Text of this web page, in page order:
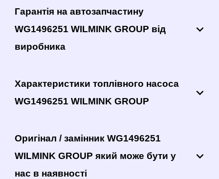
Гарантія на автозапчастину
WG1496251 WILMINK GROUP від
виробника
Характеристики топлівного насоса
WG1496251 WILMINK GROUP
Оригінал / замінник WG1496251
WILMINK GROUP який може бути у
нас в наявності